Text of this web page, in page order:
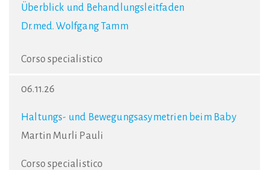
Überblick und Behandlungsleitfaden
Dr.med. Wolfgang Tamm
Corso specialistico
06.11.26
Haltungs- und Bewegungsasymetrien beim Baby
Martin Murli Pauli
Corso specialistico